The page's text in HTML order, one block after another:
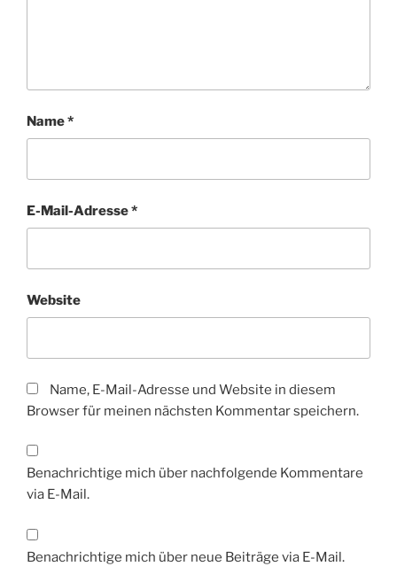
Name*
E-Mail-Adresse*
Website
Name, E-Mail-Adresse und Website in diesem
Browser für meinen nächsten Kommentar speichern.
Benachrichtige mich über nachfolgende Kommentare
via E-Mail.
Benachrichtige mich über neue Beiträge via E-Mail.